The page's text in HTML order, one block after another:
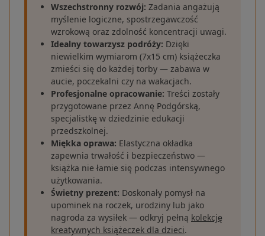
Wszechstronny rozwój: Zadania angażują
myślenie logiczne, spostrzegawczość
wzrokową oraz zdolność koncentracji uwagi.
Idealny towarzysz podróży: Dzięki
niewielkim wymiarom (7x15 cm) książeczka
zmieści się do każdej torby — zabawa w
aucie, poczekalni czy na wakacjach.
Profesjonalne opracowanie: Treści zostały
przygotowane przez Annę Podgórską,
specjalistkę w dziedzinie edukacji
przedszkolnej.
Miękka oprawa: Elastyczna okładka
zapewnia trwałość i bezpieczeństwo —
książka nie łamie się podczas intensywnego
użytkowania.
Świetny prezent: Doskonały pomysł na
upominek na roczek, urodziny lub jako
nagroda za wysiłek — odkryj pełną kolekcję
kreatywnych książeczek dla dzieci.